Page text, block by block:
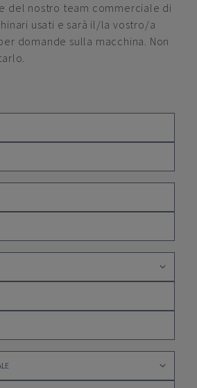
del nostro team commerciale di
usati e sarà il/la vostro/a
domande sulla macchina. Non